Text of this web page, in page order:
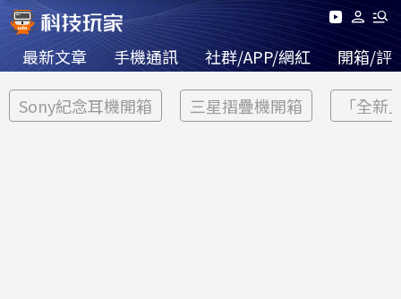
最新文章 手機通訊 社群/APP/網紅 開箱/評
Sony紀念耳機開箱 三星摺疊機開箱 「全新